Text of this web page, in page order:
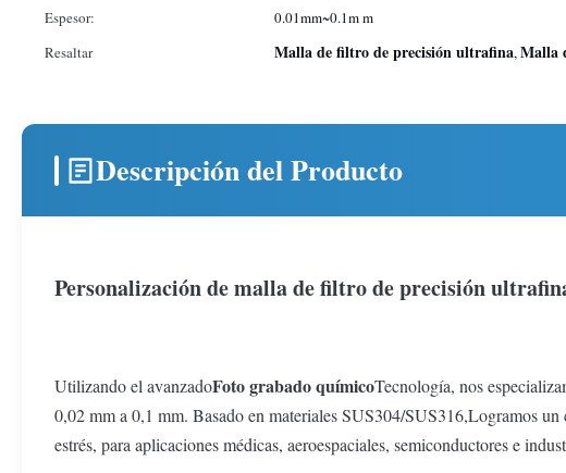
Espesor:
0.01mm~0.1m m
Resaltar
Malla de filtro de precisión ultrafina,Malla
Descripción del Producto
Personalización de malla de filtro de precisión
Utilizando el avanzadoFoto grabado químicoTecnología, nos
0,02 mm a 0,1 mm. Basado en materiales SUS304/SUS316,Logramos
estrés, para aplicaciones médicas, aeroespaciales, semiconductores e